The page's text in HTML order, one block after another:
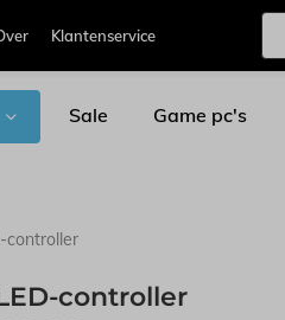
Klantenservice
Sale Game pc's
controller
controller